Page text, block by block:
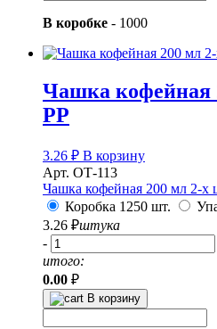
В коробке - 1000
Чашка кофейная
PP
3.26 ₽ В корзину
Арт. ОТ-113
Чашка кофейная 200 мл 2-х
Коробка 1250 шт.
3.26 ₽штука
-
итого:
0.00 ₽
В корзину